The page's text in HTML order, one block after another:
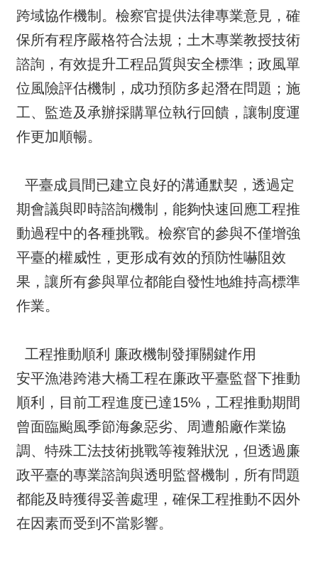
跨域協作機制。檢察官提供法律專業意見，確
保所有程序嚴格符合法規；土木專業教授技術
諮詢，有效提升工程品質與安全標準；政風單
位風險評估機制，成功預防多起潛在問題；施
工、監造及承辦採購單位執行回饋，讓制度運
作更加順暢。
平臺成員間已建立良好的溝通默契，透過定
期會議與即時諮詢機制，能夠快速回應工程推
動過程中的各種挑戰。檢察官的參與不僅增強
平臺的權威性，更形成有效的預防性嚇阻效
果，讓所有參與單位都能自發性地維持高標準
作業。
工程推動順利 廉政機制發揮關鍵作用
安平漁港跨港大橋工程在廉政平臺監督下推動
順利，目前工程進度已達15%，工程推動期間
曾面臨颱風季節海象惡劣、周遭船廠作業協
調、特殊工法技術挑戰等複雜狀況，但透過廉
政平臺的專業諮詢與透明監督機制，所有問題
都能及時獲得妥善處理，確保工程推動不因外
在因素而受到不當影響。